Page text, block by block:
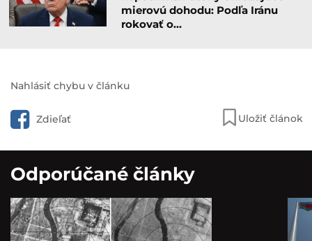
mierovú dohodu: Podľa Iránu
rokovať o…
Nahlásiť chybu v článku
Zdieľať Uložiť článok
Odporúčané články